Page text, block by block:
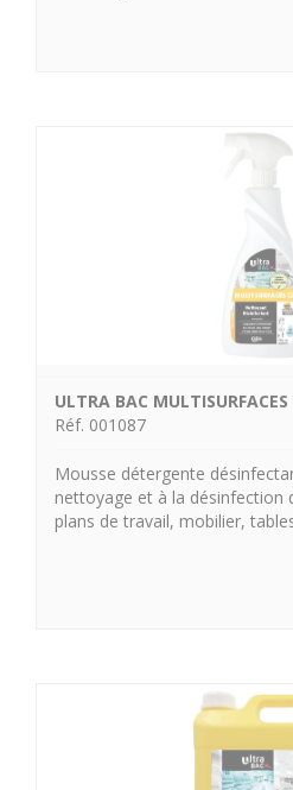
ULTRA BAC
Réf. 001087
Mousse détergente
nettoyage et à la désinfection
plans de travail, mobilier,